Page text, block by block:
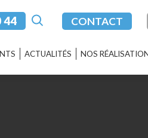
44‬ CONTACT
ACTUALITÉS NOS